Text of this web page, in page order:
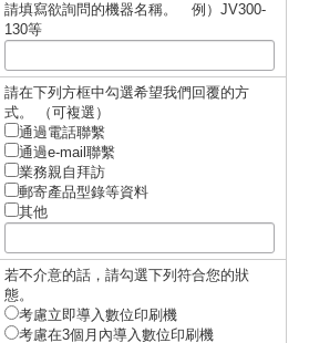
請填寫欲詢問的機器名稱。 例）JV300-
130等
請在下列方框中勾選希望我們回覆的方
式。 （可複選）
通過電話聯繫
通過e-mail聯繫
業務親自拜訪
郵寄產品型錄等資料
其他
若不介意的話，請勾選下列符合您的狀
態。
考慮立即導入數位印刷機
考慮在3個月內導入數位印刷機